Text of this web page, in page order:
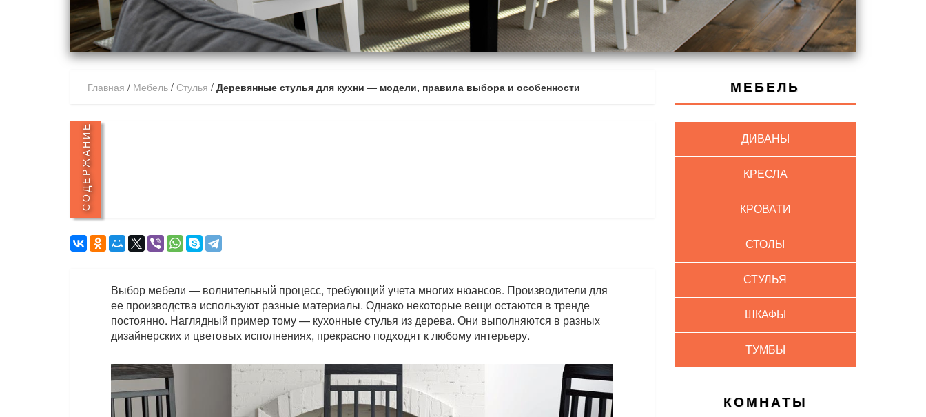
Главная / Мебель / Стулья / Деревянные стулья для кухни — модели, правила выбора и особенности
СОДЕРЖАНИЕ
Выбор мебели — волнительный процесс, требующий учета многих нюансов. Производители для
ее производства используют разные материалы. Однако некоторые вещи остаются в тренде
постоянно. Наглядный пример тому — кухонные стулья из дерева. Они выполняются в разных
дизайнерских и цветовых исполнениях, прекрасно подходят к любому интерьеру.
МЕБЕЛЬ
ДИВАНЫ
КРЕСЛА
КРОВАТИ
СТОЛЫ
СТУЛЬЯ
ШКАФЫ
ТУМБЫ
КОМНАТЫ